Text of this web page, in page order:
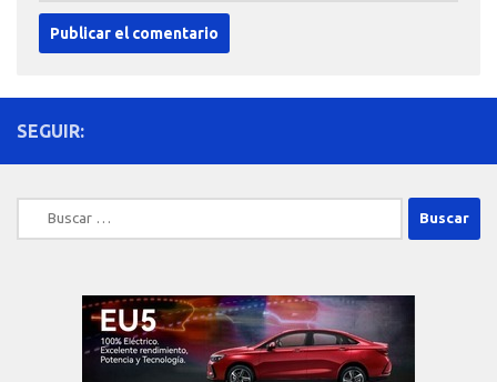
SEGUIR:
Buscar: